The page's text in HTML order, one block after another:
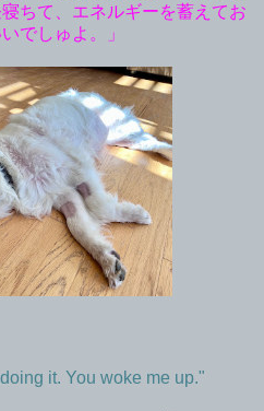
ちて、エネルギーを蓄えてお
でしゅよ。」
it. You woke me up."